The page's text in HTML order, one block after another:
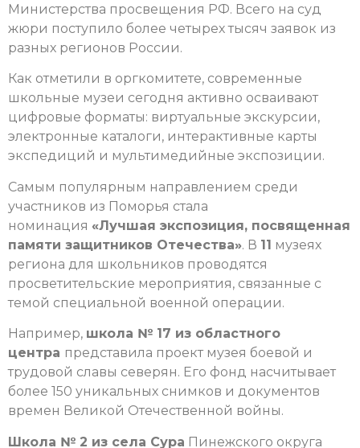
Министерства просвещения РФ. Всего на суд
жюри поступило более четырех тысяч заявок из
разных регионов России.
Как отметили в оргкомитете, современные
школьные музеи сегодня активно осваивают
цифровые форматы: виртуальные экскурсии,
электронные каталоги, интерактивные карты
экспедиций и мультимедийные экспозиции.
Самым популярным направлением среди
участников из Поморья стала
номинация «Лучшая экспозиция, посвященная
памяти защитников Отечества». В 11 музеях
региона для школьников проводятся
просветительские мероприятия, связанные с
темой специальной военной операции.
Например, школа № 17 из областного
центра представила проект музея боевой и
трудовой славы северян. Его фонд насчитывает
более 150 уникальных снимков и документов
времен Великой Отечественной войны.
Школа № 2 из села Сура Пинежского округа